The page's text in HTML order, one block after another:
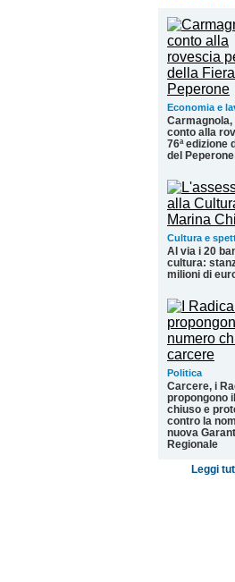
Economia e
Carmagnola,
conto alla
76ª edizione
del Peperone
Cultura e
Al via i 20
cultura:
milioni di
Politica
Carcere, i
propongono
chiuso e
contro la
nuova
Regionale
Leggi